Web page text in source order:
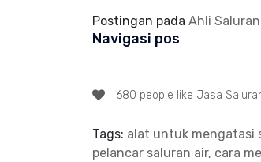
Postingan pada Ahli
Navigasi pos
680 people like Jasa
Tags: alat untuk mengatasi
pelancar saluran air, cara